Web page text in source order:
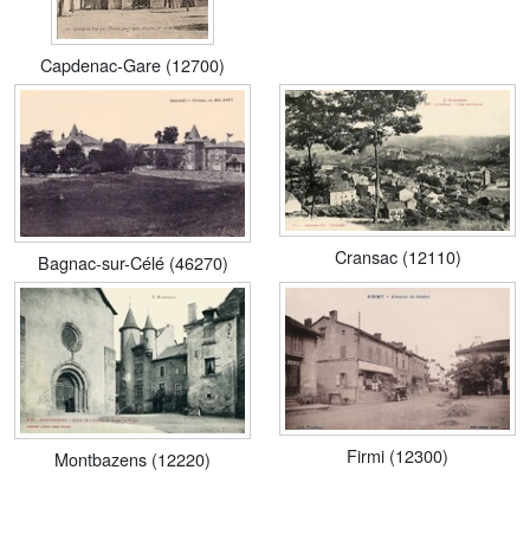
Capdenac-Gare (12700)
Bagnac-sur-Célé (46270) Cransac (12110)
Montbazens (12220) Firmi (12300)